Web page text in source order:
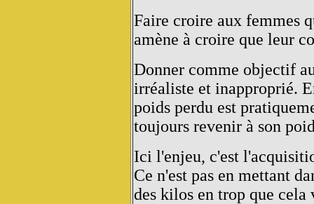
Faire croire aux femmes
amène à croire que leur
Donner comme objectif
irréaliste et inapproprié.
poids perdu est
toujours revenir à son
Ici l'enjeu, c'est
Ce n'est pas en mettant
des kilos en trop que